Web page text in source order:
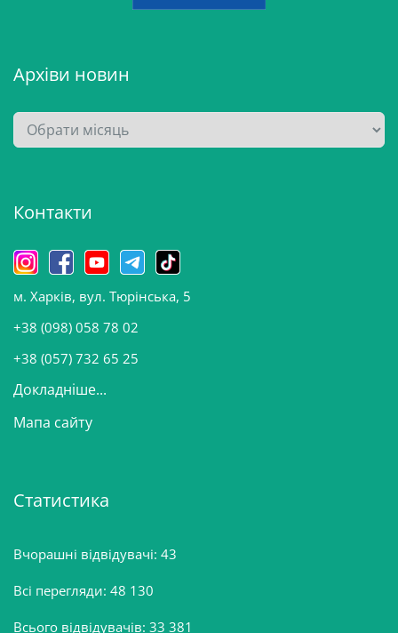
Архіви новин
А
р
в
н
о
в
и
Контакти
м. Харків, вул. Тюрінська, 5
+38 (098) 058 78 02
+38 (057) 732 65 25
Докладніше...
Мапа сайту
Статистика
Вчорашні відвідувачі: 43
Всі перегляди: 48 130
Всього відвідувачів: 33 381